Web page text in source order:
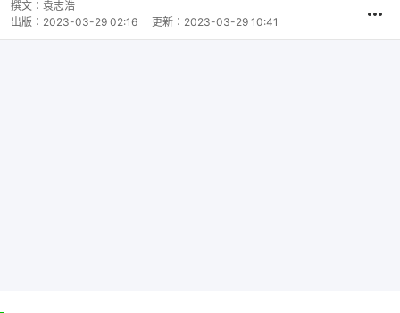
撰文： 袁志浩
出版： 2023-03-29 02:16 更新： 2023-03-29 10:41